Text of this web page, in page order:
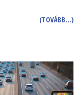
(TOVÁBB…)